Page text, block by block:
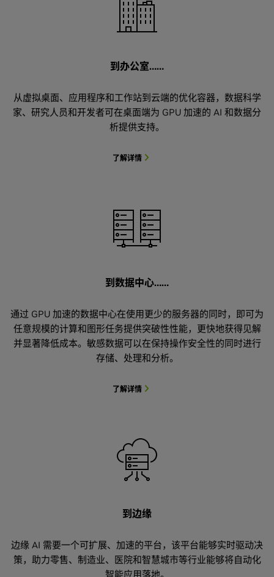
到办公室……
从虚拟桌面、应用程序和工作站到云端的优化容器，数据科学
家、研究人员和开发者可在桌面端为 GPU 加速的 AI 和数据分
析提供支持。
了解详情
到数据中心……
通过 GPU 加速的数据中心在使用更少的服务器的同时，即可为
任意规模的计算和图形任务提供突破性性能，更快地获得见解
并显著降低成本。敏感数据可以在保持操作安全性的同时进行
存储、处理和分析。
了解详情
到边缘
边缘 AI 需要一个可扩展、加速的平台，该平台能够实时驱动决
策，助力零售、制造业、医院和智慧城市等行业能够将自动化
智能应用落地。